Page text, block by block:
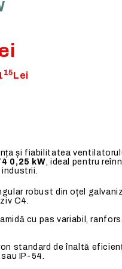
Surse de
DE
15Lei
și fiabilitatea
0,25 kW, ideal pentru
industrii.
robust din oțel
C4.
cu pas variabil,
standard de înaltă
IP-54.